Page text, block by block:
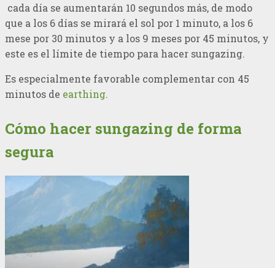
cada día se aumentarán 10 segundos más, de modo
que a los 6 días se mirará el sol por 1 minuto, a los 6
mese por 30 minutos y a los 9 meses por 45 minutos, y
este es el límite de tiempo para hacer sungazing.
Es especialmente favorable complementar con 45
minutos de earthing.
Cómo hacer sungazing de forma
segura